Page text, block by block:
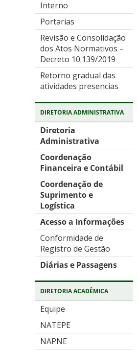
Interno
Portarias
Revisão e Consolidação
dos Atos Normativos –
Decreto 10.139/2019
Retorno gradual das
atividades presencias
DIRETORIA ADMINISTRATIVA
Diretoria
Administrativa
Coordenação
Financeira e Contábil
Coordenação de
Suprimento e
Logística
Acesso a Informações
Conformidade de
Registro de Gestão
Diárias e Passagens
DIRETORIA ACADÊMICA
Equipe
NATEPE
NAPNE